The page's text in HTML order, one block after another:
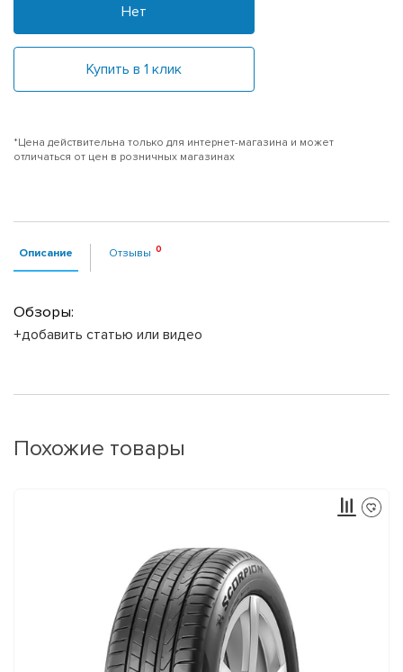
Нет
Купить в 1 клик
*Цена действительна только для интернет-магазина и может
отличаться от цен в розничных магазинах
Описание Отзывы
Обзоры:
+добавить статью или видео
Похожие товары